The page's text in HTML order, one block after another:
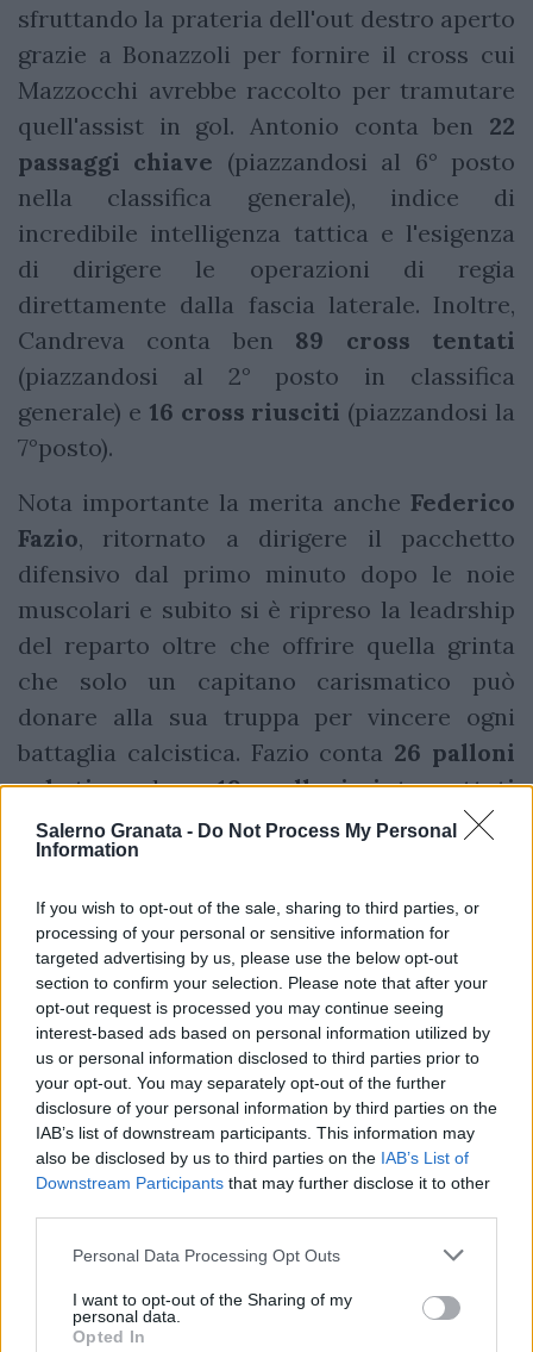
Salerno Granata - Do Not Process My Personal
Information
If you wish to opt-out of the sale, sharing to third parties, or
processing of your personal or sensitive information for
targeted advertising by us, please use the below opt-out
section to confirm your selection. Please note that after your
opt-out request is processed you may continue seeing
interest-based ads based on personal information utilized by
us or personal information disclosed to third parties prior to
your opt-out. You may separately opt-out of the further
disclosure of your personal information by third parties on the
IAB’s list of downstream participants. This information may
also be disclosed by us to third parties on the IAB’s List of
Downstream Participants that may further disclose it to other
Personal Data Processing Opt Outs
I want to opt-out of the Sharing of my
personal data.
Opted In
sfruttando la prateria dell'out destro aperto
grazie a Bonazzoli per fornire il cross cui
Mazzocchi avrebbe raccolto per tramutare
quell'assist in gol. Antonio conta ben 22
passaggi chiave (piazzandosi al 6° posto
nella classifica generale), indice di
incredibile intelligenza tattica e l'esigenza
di dirigere le operazioni di regia
direttamente dalla fascia laterale. Inoltre,
Candreva conta ben 89 cross tentati
(piazzandosi al 2° posto in classifica
generale) e 16 cross riusciti (piazzandosi la
7°posto).
Nota importante la merita anche Federico
Fazio, ritornato a dirigere il pacchetto
difensivo dal primo minuto dopo le noie
muscolari e subito si è ripreso la leadrship
del reparto oltre che offrire quella grinta
che solo un capitano carismatico può
donare alla sua truppa per vincere ogni
battaglia calcistica. Fazio conta 26 palloni
rubatie ben19 palloni intercettati
(piazzandosi al 4° posto in classifica).
Nicola è modellare una Salernitana più
imprevedibile con i ritorni di Bohinen e la
riconferma delle certezze come Fazio,
Candreva e Lassana, mentre l'innesto a
sinistra di Bradaric può finalmente
consacrare Mazzocchi come stantuffo
instancabile sull'out destro e fornendo cosi
manovre in ampiezza sempre più articolate